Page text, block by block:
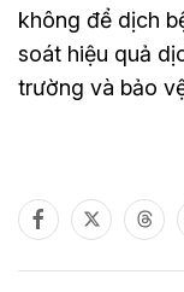
không để dịch
soát hiệu quả
trường và bảo